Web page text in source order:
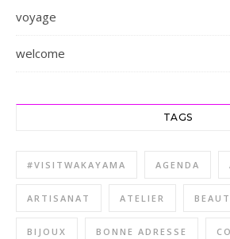
voyage
welcome
TAGS
#VISITWAKAYAMA AGENDA
ARTISANAT ATELIER
BIJOUX BONNE ADRESSE